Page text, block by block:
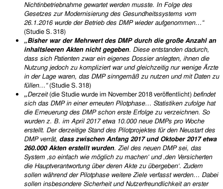
Nichtinbetriebnahme gewartet werden musste. In Folge des
Gesetzes zur Modernisierung des Gesundheitssystems vom
26.1.2016 wurde der Betrieb des DMP wieder aufgenommen…“
(Studie S. 318)
„Bisher war der Mehrwert des DMP durch die große Anzahl an
inhaltsleeren Akten nicht gegeben. Diese entstanden dadurch,
dass sich Patienten zwar ein eigenes Dossier anlegten, ihnen die
Nutzung jedoch zu kompliziert war und gleichzeitig nur wenige Ärzte
in der Lage waren, das DMP sinngemäß zu nutzen und mit Daten zu
füllen…“ (Studie S. 318)
„Derzeit (die Studie wurde im November 2018 veröffentlicht) befindet
sich das DMP in einer erneuten Pilotphase… Statistiken zufolge hat
die Erneuerung des DMP schon erste Erfolge zu verzeichnen. So
wurden z. B. im April 2017 etwa 10.000 neue DMPs pro Woche
erstellt. Der derzeitige Stand des Pilotprojektes für den Neustart des
DMP verrät, dass zwischen Anfang 2017 und Oktober 2017 etwa
260.000 Akten erstellt wurden. Ziel des neuen DMP sei, das
System ‚so einfach wie möglich zu machen‘ und ‚den Versicherten
die Hauptverantwortung über deren Akte zu übergeben‘. Zudem
sollen während der Pilotphase weitere Ziele verfasst werden… Dabei
sollen insbesondere Sicherheit und Nutzerfreundlichkeit an erster